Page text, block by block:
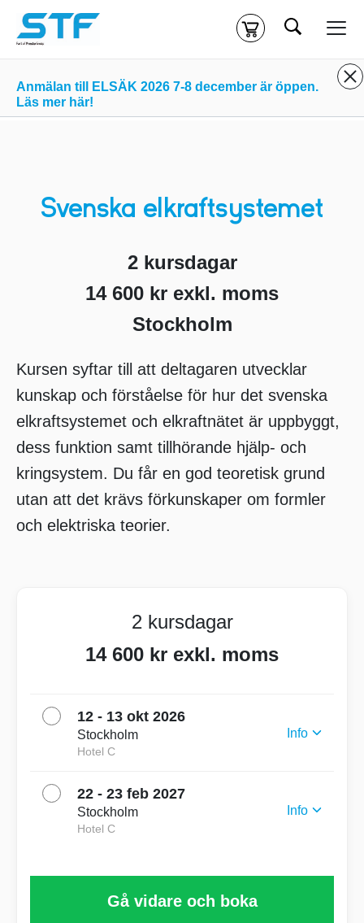
Kassa
Sök
Anmälan till ELSÄK 2026 7-8 december är öppen.
Läs mer här!
Svenska elkraftsystemet
2 kursdagar
14 600 kr exkl. moms
Stockholm
Kursen syftar till att deltagaren utvecklar
kunskap och förståelse för hur det svenska
elkraftsystemet och elkraftnätet är uppbyggt,
dess funktion samt tillhörande hjälp- och
kringsystem. Du får en god teoretisk grund
utan att det krävs förkunskaper om formler
och elektriska teorier.
2 kursdagar
14 600 kr exkl. moms
12 - 13 okt 2026
Stockholm
Hotel C
Info
Slut 13 oktober 16:00
22 - 23 feb 2027
Stockholm
Hotel C
Info
Gå vidare och boka